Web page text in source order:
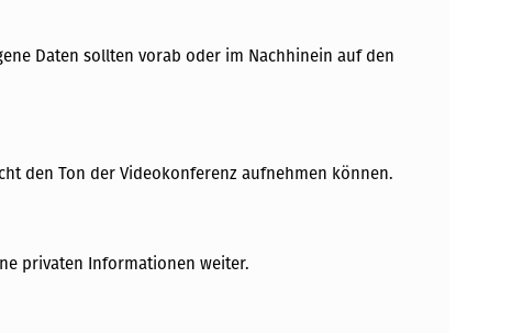
Daten sollten vorab oder im Nachhinein auf den
den Ton der Videokonferenz aufnehmen können.
privaten Informationen weiter.